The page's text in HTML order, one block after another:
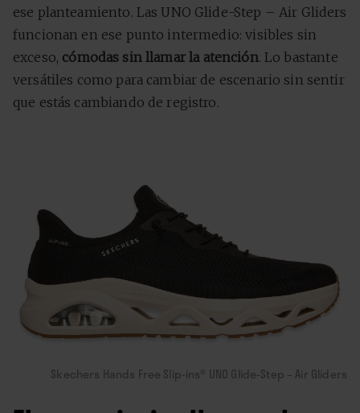
ese planteamiento. Las UNO Glide-Step – Air Gliders
funcionan en ese punto intermedio: visibles sin
exceso, cómodas sin llamar la atención. Lo bastante
versátiles como para cambiar de escenario sin sentir
que estás cambiando de registro.
Skechers Hands Free Slip-ins® UNO Glide-Step – Air Gliders